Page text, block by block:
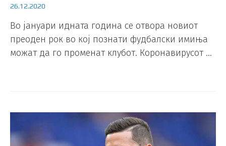
26.12.2020
Во јануари идната година се отвора новиот
преоден рок во кој познати фудбалски имиња
можат да го променат клубот. Коронавирусот …